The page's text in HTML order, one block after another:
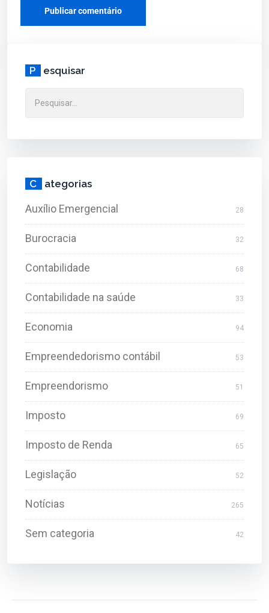
P esquisar
C ategorias
Auxílio Emergencial 28
Burocracia 32
Contabilidade 68
Contabilidade na saúde 33
Economia 94
Empreendedorismo contábil 53
Empreendorismo 51
Imposto 69
Imposto de Renda 65
Legislação 52
Notícias 265
Sem categoria 42